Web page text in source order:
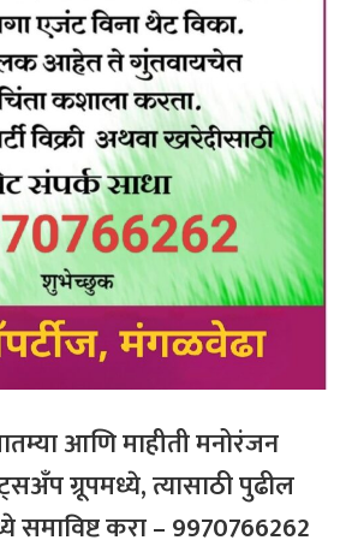
आणिमाहीतीमनोरंजन
ग्रूपमध्ये,त्यासाठीपुढील
समाविष्टकरा– 9970766262